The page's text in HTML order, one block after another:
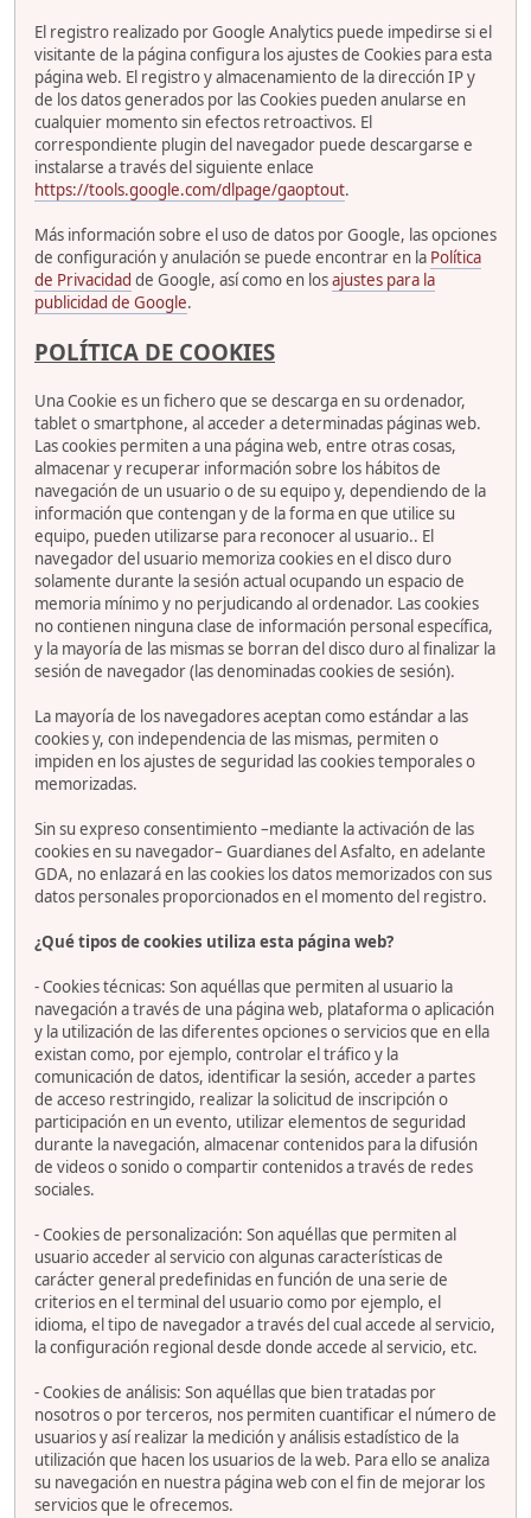
El registro realizado por Google Analytics puede impedirse si el
visitante de la página configura los ajustes de Cookies para esta
página web. El registro y almacenamiento de la dirección IP y
de los datos generados por las Cookies pueden anularse en
cualquier momento sin efectos retroactivos. El
correspondiente plugin del navegador puede descargarse e
instalarse a través del siguiente enlace
https://tools.google.com/dlpage/gaoptout.
Más información sobre el uso de datos por Google, las opciones
de configuración y anulación se puede encontrar en la Política
de Privacidad de Google, así como en losajustes para la
publicidad de Google.
POLÍTICA DE COOKIES
Una Cookie es un fichero que se descarga en su ordenador,
tablet o smartphone, al acceder a determinadas páginas web.
Las cookies permiten a una página web, entre otras cosas,
almacenar y recuperar información sobre los hábitos de
navegación de un usuario o de su equipo y, dependiendo de la
información que contengan y de la forma en que utilice su
equipo, pueden utilizarse para reconocer al usuario.. El
navegador del usuario memoriza cookies en el disco duro
solamente durante la sesión actual ocupando un espacio de
memoria mínimo y no perjudicando al ordenador. Las cookies
no contienen ninguna clase de información personal específica,
y la mayoría de las mismas se borran del disco duro al finalizar la
sesión de navegador (las denominadas cookies de sesión).
La mayoría de los navegadores aceptan como estándar a las
cookies y, con independencia de las mismas, permiten o
impiden en los ajustes de seguridad las cookies temporales o
memorizadas.
Sin su expreso consentimiento –mediante la activación de las
cookies en su navegador– Guardianes del Asfalto, en adelante
GDA, no enlazará en las cookies los datos memorizados con sus
datos personales proporcionados en el momento del registro.
¿Qué tipos de cookies utiliza esta página web?
- Cookies técnicas: Son aquéllas que permiten al usuario la
navegación a través de una página web, plataforma o aplicación
y la utilización de las diferentes opciones o servicios que en ella
existan como, por ejemplo, controlar el tráfico y la
comunicación de datos, identificar la sesión, acceder a partes
de acceso restringido, realizar la solicitud de inscripción o
participación en un evento, utilizar elementos de seguridad
durante la navegación, almacenar contenidos para la difusión
de videos o sonido o compartir contenidos a través de redes
sociales.
- Cookies de personalización: Son aquéllas que permiten al
usuario acceder al servicio con algunas características de
carácter general predefinidas en función de una serie de
criterios en el terminal del usuario como por ejemplo, el
idioma, el tipo de navegador a través del cual accede al servicio,
la configuración regional desde donde accede al servicio, etc.
- Cookies de análisis: Son aquéllas que bien tratadas por
nosotros o por terceros, nos permiten cuantificar el número de
usuarios y así realizar la medición y análisis estadístico de la
utilización que hacen los usuarios de la web. Para ello se analiza
su navegación en nuestra página web con el fin de mejorar los
servicios que le ofrecemos.